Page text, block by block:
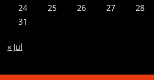
24
25 26 27 28
31
« Jul